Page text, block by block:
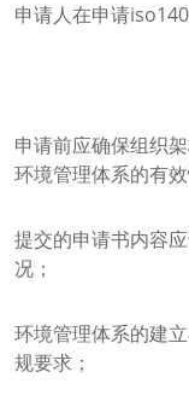
申请人在申请
申请前应确保组织
环境管理体系的有效
提交的申请书内容
况；
环境管理体系的建
规要求；